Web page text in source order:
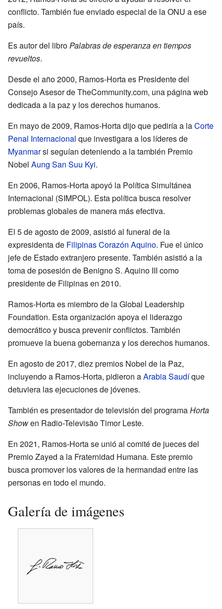
conflicto. También fue enviado especial de la ONU a ese
país.
Es autor del libroPalabras de esperanza en tiempos
revueltos.
Desde el año 2000, Ramos-Horta es Presidente del
Consejo Asesor de TheCommunity.com, una página web
dedicada a la paz y los derechos humanos.
En mayo de 2009, Ramos-Horta dijo que pediría a laCorte
Penal Internacional que investigara a los líderes de
Myanmarsi seguían deteniendo a la también Premio
Nobel Aung San Suu Kyi.
En 2006, Ramos-Horta apoyó la Política Simultánea
Internacional (SIMPOL). Esta política busca resolver
problemas globales de manera más efectiva.
El 5 de agosto de 2009, asistió al funeral de la
expresidenta de FilipinasCorazón Aquino. Fue el único
jefe de Estado extranjero presente. También asistió a la
toma de posesión de Benigno S. Aquino III como
presidente de Filipinas en 2010.
Ramos-Horta es miembro de la Global Leadership
Foundation. Esta organización apoya el liderazgo
democrático y busca prevenir conflictos. También
promueve la buena gobernanza y los derechos humanos.
En agosto de 2017, diez premios Nobel de la Paz,
incluyendo a Ramos-Horta, pidieron aArabia Saudíque
detuviera las ejecuciones de jóvenes.
También es presentador de televisión del programaHorta
Showen Radio-Televisão Timor Leste.
En 2021, Ramos-Horta se unió al comité de jueces del
Premio Zayed a la Fraternidad Humana. Este premio
busca promover los valores de la hermandad entre las
personas en todo el mundo.
Galería de imágenes